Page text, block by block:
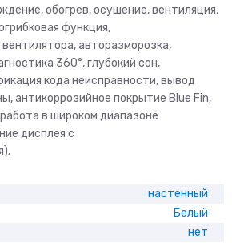
обогрев, осушение, вентиляция,
функция,
авторазморозка,
360°, глубокий сон,
кода неисправности, вывод
антикоррозийное покрытие Blue Fin,
в широком диапазоне
дисплея с
настенный
Белый
нет